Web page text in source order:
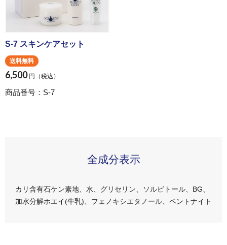
S-7 スキンケアセット
送料無料
6,500 円（税込）
商品番号：S-7
全成分表示
カリ含有石ケン素地、水、グリセリン、ソルビトール、BG、
加水分解ホエイ(牛乳)、フェノキシエタノール、ベントナイト